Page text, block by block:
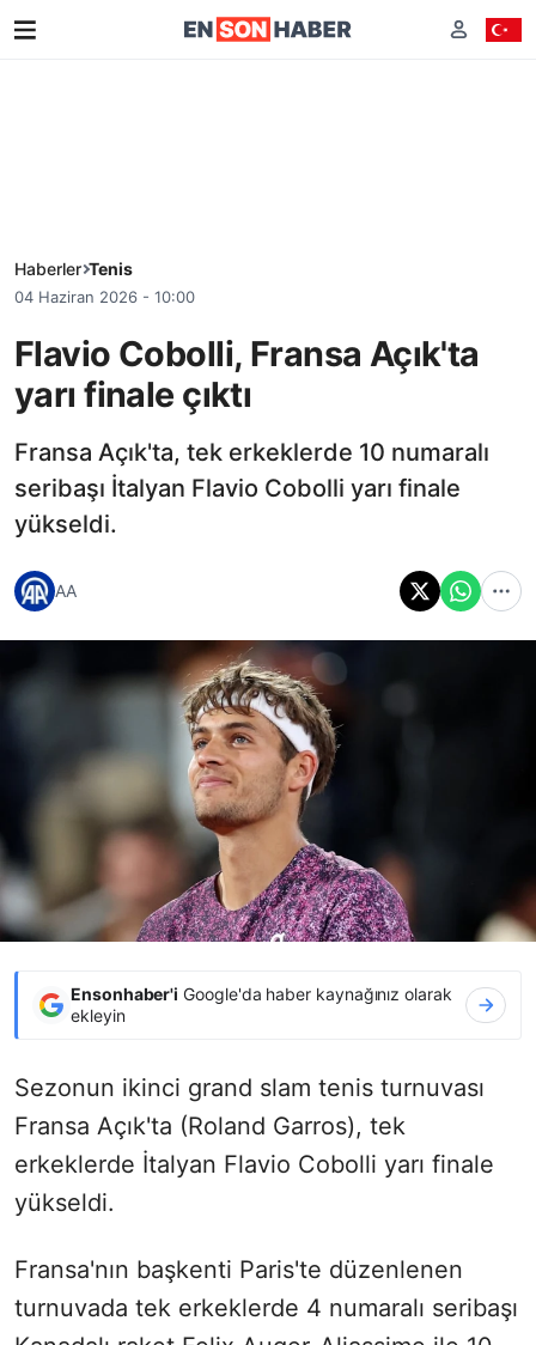
Haberler Tenis
04 Haziran 2026 - 10:00
Flavio Cobolli, Fransa Açık'ta
yarı finale çıktı
Fransa Açık'ta, tek erkeklerde 10 numaralı
seribaşı İtalyan Flavio Cobolli yarı finale
yükseldi.
AA
Ensonhaber'i Google'da haber kaynağınız olarak
ekleyin
Sezonun ikinci grand slam tenis turnuvası
Fransa Açık'ta (Roland Garros), tek
erkeklerde İtalyan Flavio Cobolli yarı finale
yükseldi.
Fransa'nın başkenti Paris'te düzenlenen
turnuvada tek erkeklerde 4 numaralı seribaşı